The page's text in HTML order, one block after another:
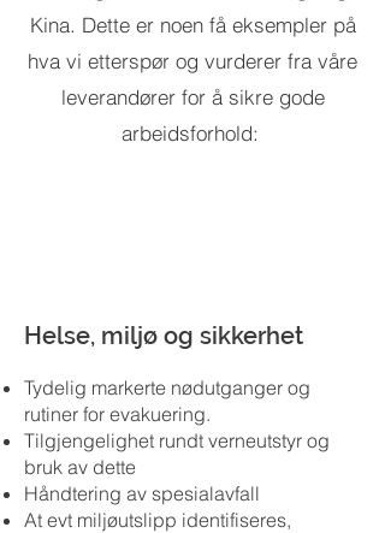
Kina. Dette er noen få eksempler på
hva vi etterspør og vurderer fra våre
leverandører for å sikre gode
arbeidsforhold:
Helse, miljø og sikkerhet
Tydelig markerte nødutganger og
rutiner for evakuering.
Tilgjengelighet rundt verneutstyr og
bruk av dette
Håndtering av spesialavfall
At evt miljøutslipp identifiseres,